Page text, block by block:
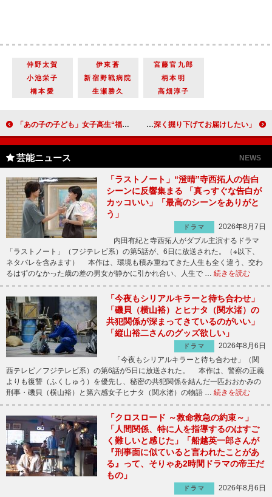
仲野太賀 伊東蒼
宮藤官九郎
小池栄子
新宿野戦病院
柄本明
橋本愛
生瀬勝久 高畑淳子
「あの子の子ども」女子高生“福”桜田ひより、妊娠が判明し不安があふれ… 「中高生に見てもらいたい」「学校の授業で流すのもいい」 ミュージカル「黒執事」、「寄宿学校編」を再演 立石俊樹「より高みをめざして、より深く掘り下げてお届けしたい」
芸能ニュース NEWS
「ラストノート」“澄晴”寺西拓人の告白
シーンに反響集まる 「真っすぐな告白が
カッコいい」「最高のシーンをありがと
う」
ドラマ
2026年8月7日
内田有紀と寺西拓人がダブル主演するドラマ
「ラストノート」（フジテレビ系）の第5話が、6日に放送された。（※以下、
ネタバレを含みます） 本作は、環境も積み重ねてきた人生も全く違う、交わ
るはずのなかった歳の差の男女が静かに引かれ合い、人生で … 続きを読む
「今夜もシリアルキラーと待ち合わせ」
「磯貝（横山裕）とヒナタ（関水渚）の
共犯関係が深まってきているのがいい」
「縦山裕二さんのグッズ欲しい」
ドラマ
2026年8月6日
「今夜もシリアルキラーと待ち合わせ」（関
西テレビ／フジテレビ系）の第6話が5日に放送された。 本作は、警察の正義
よりも復讐（ふくしゅう）を優先し、秘密の共犯関係を結んだ一匹おおかみの
刑事・磯貝（横山裕）と第六感女子ヒナタ（関水渚）の物語 … 続きを読む
「クロスロード ～救命救急の約束～」
「人間関係、特に人を指導するのはすご
く難しいと感じた」「船越英一郎さんが
『刑事面に似ていると言われたことがあ
る』って、そりゃあ2時間ドラマの帝王だ
もの」
ドラマ
2026年8月6日